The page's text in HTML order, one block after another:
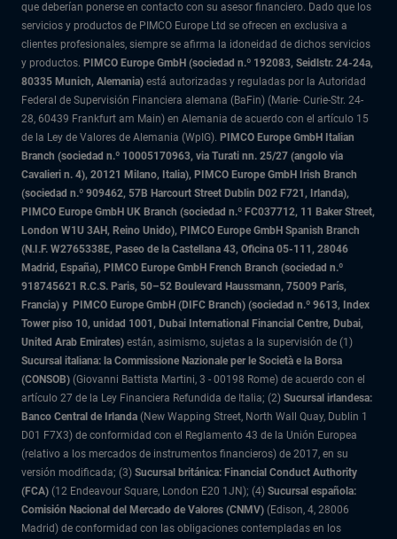
que deberían ponerse en contacto con su asesor financiero. Dado que los
servicios y productos de PIMCO Europe Ltd se ofrecen en exclusiva a
clientes profesionales, siempre se afirma la idoneidad de dichos servicios
y productos. PIMCO Europe GmbH (sociedad n.º 192083, Seidlstr. 24-24a,
80335 Munich, Alemania) está autorizadas y reguladas por la Autoridad
Federal de Supervisión Financiera alemana (BaFin) (Marie- Curie-Str. 24-
28, 60439 Frankfurt am Main) en Alemania de acuerdo con el artículo 15
de la Ley de Valores de Alemania (WpIG). PIMCO Europe GmbH Italian
Branch (sociedad n.º 10005170963, via Turati nn. 25/27 (angolo via
Cavalieri n. 4), 20121 Milano, Italia), PIMCO Europe GmbH Irish Branch
(sociedad n.º 909462, 57B Harcourt Street Dublin D02 F721, Irlanda),
PIMCO Europe GmbH UK Branch (sociedad n.º FC037712, 11 Baker Street,
London W1U 3AH, Reino Unido), PIMCO Europe GmbH Spanish Branch
(N.I.F. W2765338E, Paseo de la Castellana 43, Oficina 05-111, 28046
Madrid, España), PIMCO Europe GmbH French Branch (sociedad n.º
918745621 R.C.S. Paris, 50–52 Boulevard Haussmann, 75009 París,
Francia) y PIMCO Europe GmbH (DIFC Branch) (sociedad n.º 9613, Index
Tower piso 10, unidad 1001, Dubai International Financial Centre, Dubai,
United Arab Emirates) están, asimismo, sujetas a la supervisión de (1)
Sucursal italiana: la Commissione Nazionale per le Società e la Borsa
(CONSOB) (Giovanni Battista Martini, 3 - 00198 Rome) de acuerdo con el
artículo 27 de la Ley Financiera Refundida de Italia; (2) Sucursal irlandesa:
Banco Central de Irlanda (New Wapping Street, North Wall Quay, Dublin 1
D01 F7X3) de conformidad con el Reglamento 43 de la Unión Europea
(relativo a los mercados de instrumentos financieros) de 2017, en su
versión modificada; (3) Sucursal británica: Financial Conduct Authority
(FCA) (12 Endeavour Square, London E20 1JN); (4) Sucursal española:
Comisión Nacional del Mercado de Valores (CNMV) (Edison, 4, 28006
Madrid) de conformidad con las obligaciones contempladas en los